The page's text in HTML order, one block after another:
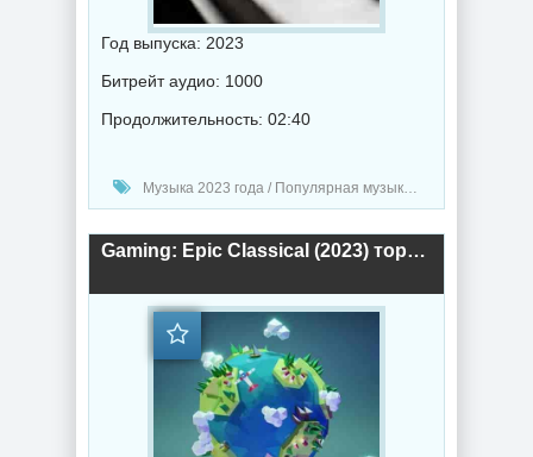
Год выпуска: 2023
Битрейт аудио: 1000
Продолжительность: 02:40
Музыка 2023 года / Популярная музыка / Классическая музыка / Музыка VA
Gaming: Epic Classical (2023) торрент